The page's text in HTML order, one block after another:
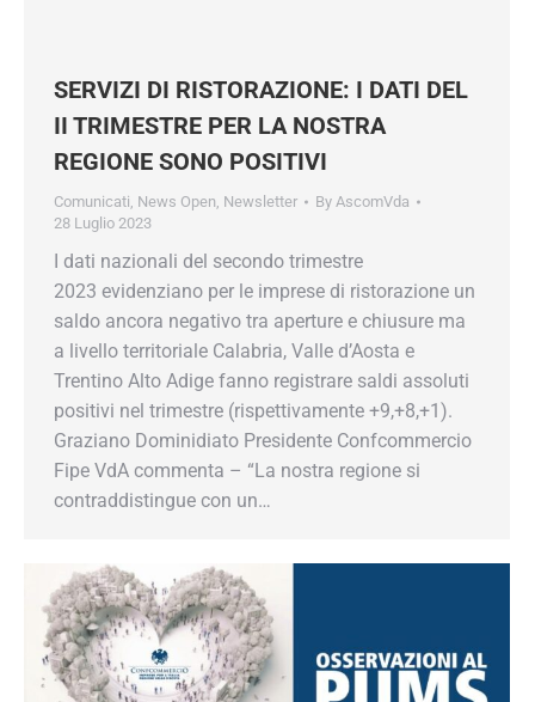
SERVIZI DI RISTORAZIONE: I DATI
DEL II TRIMESTRE PER LA NOSTRA
REGIONE SONO POSITIVI
Comunicati, News Open, Newsletter By AscomVda
28 Luglio 2023
I dati nazionali del secondo trimestre
2023 evidenziano per le imprese di ristorazione
un saldo ancora negativo tra aperture e chiusure
ma a livello territoriale Calabria, Valle d’Aosta e
Trentino Alto Adige fanno registrare saldi
assoluti positivi nel trimestre (rispettivamente
+9,+8,+1). Graziano Dominidiato Presidente
Confcommercio Fipe VdA commenta – “La
nostra regione si contraddistingue con un…